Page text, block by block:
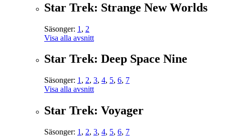
Star Trek: Strange New Worlds
Säsonger: 1 , 2
Visa alla avsnitt
Star Trek: Deep Space Nine
Säsonger: 1 , 2, 3, 4, 5, 6, 7
Visa alla avsnitt
Star Trek: Voyager
Säsonger: 1 , 2, 3, 4, 5, 6, 7